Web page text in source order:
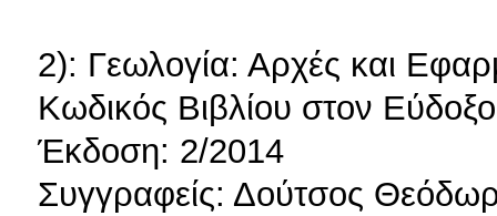
2): Γεωλογία: Αρχές και
Κωδικός Βιβλίου στον
Έκδοση: 2/2014
Συγγραφείς: Δούτσος